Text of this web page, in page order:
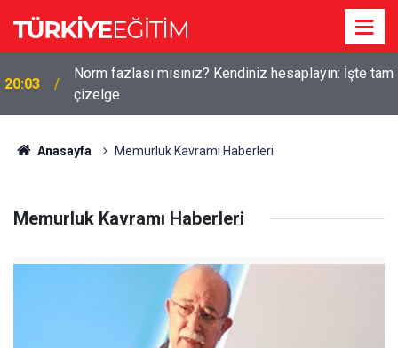
20:03
Norm fazlası mısınız? Kendiniz hesaplayın: İşte tam
çizelge
Anasayfa Memurluk Kavramı Haberleri
Memurluk Kavramı Haberleri